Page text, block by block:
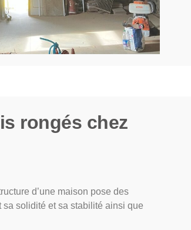
rongés chez
d’une maison pose des
solidité et sa stabilité ainsi que